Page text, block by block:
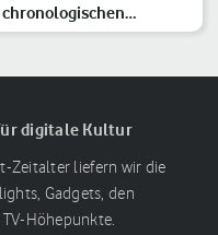
digitale Kultur
Zeitalter liefern wir die
Gadgets, den
Höhepunkte.